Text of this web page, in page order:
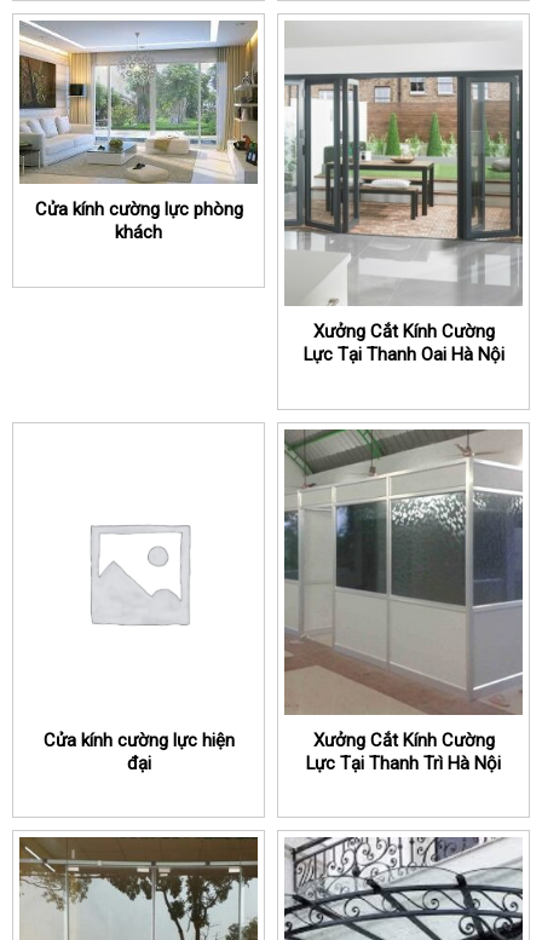
Cửa kính cường lực phòng
khách
Xưởng Cắt Kính Cường
Lực Tại Thanh Oai Hà Nội
Cửa kính cường lực hiện
đại
Xưởng Cắt Kính Cường
Lực Tại Thanh Trì Hà Nội